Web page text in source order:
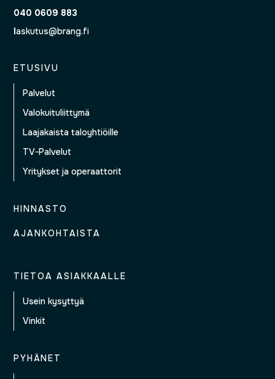
040 0609 883
laskutus@brang.fi
ETUSIVU
Palvelut
Valokuituliittymä
Laajakaista taloyhtiöille
TV-Palvelut
Yritykset ja operaattorit
HINNASTO
AJANKOHTAISTA
TIETOA ASIAKKAALLE
Usein kysyttyä
Vinkit
PYHÄNET